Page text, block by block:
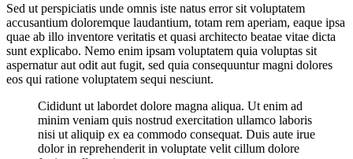
Sed ut perspiciatis unde omnis iste natus error sit voluptatem
accusantium doloremque laudantium, totam rem aperiam, eaque ipsa
quae ab illo inventore veritatis et quasi architecto beatae vitae dicta
sunt explicabo. Nemo enim ipsam voluptatem quia voluptas sit
aspernatur aut odit aut fugit, sed quia consequuntur magni dolores
eos qui ratione voluptatem sequi nesciunt.
Cididunt ut labordet dolore magna aliqua. Ut enim ad
minim veniam quis nostrud exercitation ullamco laboris
nisi ut aliquip ex ea commodo consequat. Duis aute irue
dolor in reprehenderit in voluptate velit cillum dolore